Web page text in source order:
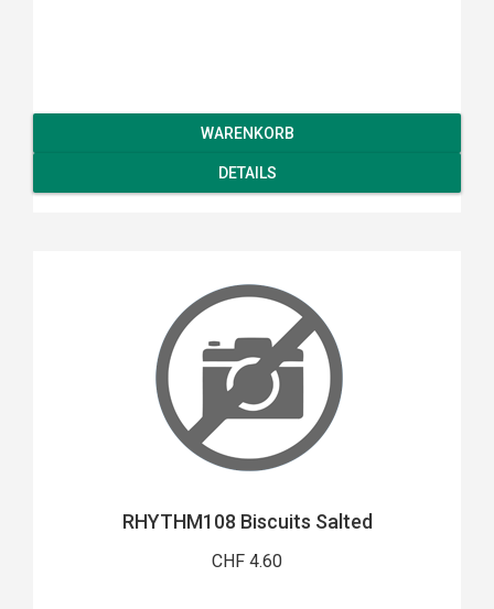
WARENKORB
DETAILS
RHYTHM108 Biscuits Salted
CHF 4.60